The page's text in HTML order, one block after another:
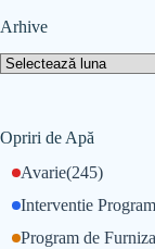
Arhive
Opriri de Apă
Avarie(245)
Interventie
Program de